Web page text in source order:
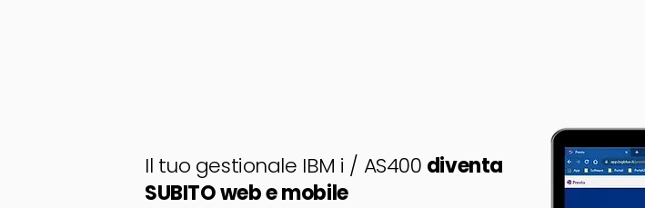
Il tuo gestionale IBM i / AS400 diventa
SUBITOweb e mobile